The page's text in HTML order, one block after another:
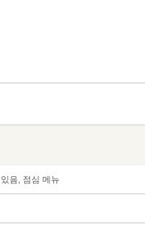
음, 점심 메뉴